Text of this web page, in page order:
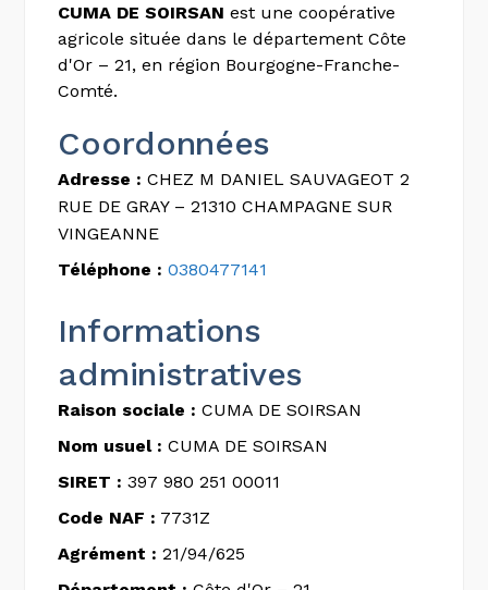
CUMA DE SOIRSAN est une coopérative
agricole située dans le département Côte
d'Or – 21, en région Bourgogne-Franche-
Comté.
Coordonnées
Adresse : CHEZ M DANIEL SAUVAGEOT 2
RUE DE GRAY – 21310 CHAMPAGNE SUR
VINGEANNE
Téléphone : 0380477141
Informations
administratives
Raison sociale : CUMA DE SOIRSAN
Nom usuel : CUMA DE SOIRSAN
SIRET : 397 980 251 00011
Code NAF : 7731Z
Agrément : 21/94/625